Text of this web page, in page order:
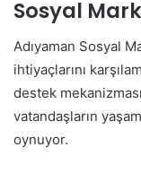
Sosyal
Adıyaman Sosyal
ihtiyaçlarını
destek
vatandaşların
oynuyor.